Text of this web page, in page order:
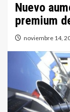
Nuevo
premium
noviembre 14,